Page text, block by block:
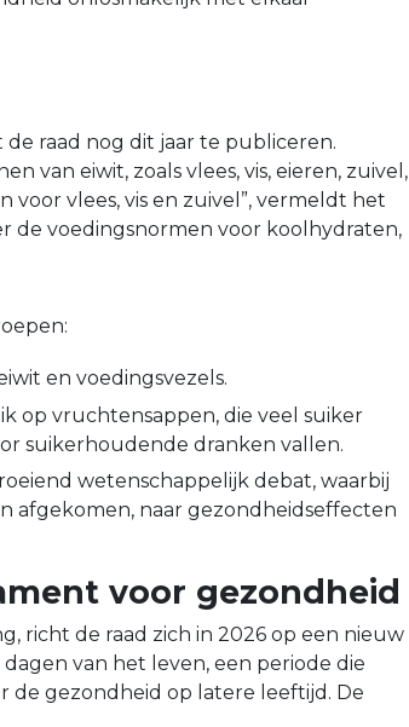
raad nog dit jaar te publiceren.
van eiwit, zoals vlees, vis, eieren, zuivel,
vlees, vis en zuivel”, vermeldt het
de voedingsnormen voor koolhydraten,
en voedingsvezels.
op vruchtensappen, die veel suiker
suikerhoudende dranken vallen.
wetenschappelijk debat, waarbij
afgekomen, naar gezondheidseffecten
voor gezondheid
richt de raad zich in 2026 op een nieuw
van het leven, een periode die
de gezondheid op latere leeftijd. De